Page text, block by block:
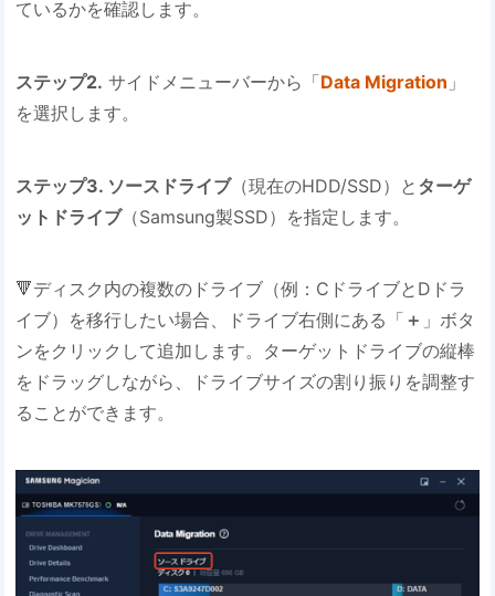
ているかを確認します。
ステップ2. サイドメニューバーから「Data Migration 」
を選択します。
ステップ3. ソースドライブ（現在のHDD/SSD）と ターゲ
ットドライブ（Samsung製SSD）を指定します。
🔻ディスク内の複数のドライブ（例：CドライブとDドラ
イブ）を移行したい場合、ドライブ右側にある「 ＋ 」ボタ
ンをクリックして追加します。ターゲットドライブの縦棒
をドラッグしながら、ドライブサイズの割り振りを調整す
ることができます。